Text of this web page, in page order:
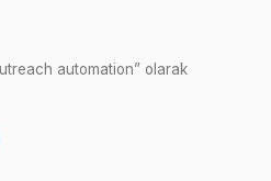
automation” olarak